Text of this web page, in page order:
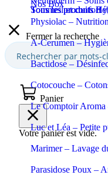
Sommeil et confort
Tous les produits
Tous les produits
Physiolac –
A-Cerumen –
Bactidose –
Cotocouche –
Le Comptoir
Luc et Léa – Petite
Marimer – Lavage
Parasidose Poux –
Nos Box
Fermer la recherche
Panier
Votre panier est vide.